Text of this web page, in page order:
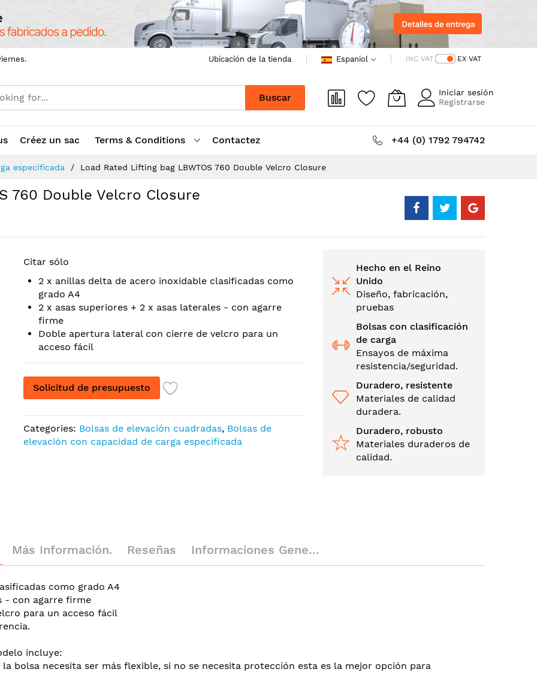
Ubicación de la tienda Espaniol INC VAT EX VAT
Buscar
Iniciar sesión
Registrarse
Créez un sac Terms & Conditions Contactez
+44 (0) 1792 794742
especificada Load Rated Lifting bag LBWTOS 760 Double Velcro Closure
760 Double Velcro Closure
Citar sólo
2 x anillas delta de acero inoxidable clasificadas como
grado A4
2 x asas superiores + 2 x asas laterales - con agarre
firme
Doble apertura lateral con cierre de velcro para un
acceso fácil
Solicitud de presupuesto
Categories: Bolsas de elevación cuadradas, Bolsas de
elevación con capacidad de carga especificada
Hecho en el Reino
Unido
Diseño, fabricación,
pruebas
Bolsas con clasificación
de carga
Ensayos de máxima
resistencia/seguridad.
Duradero, resistente
Materiales de calidad
duradera.
Duradero, robusto
Materiales duraderos de
calidad.
como grado A4
- con agarre firme
para un acceso fácil
incluye:
bolsa necesita ser más flexible, si no se necesita protección esta es la mejor opción para
Más Información. Reseñas Informaciones Generales